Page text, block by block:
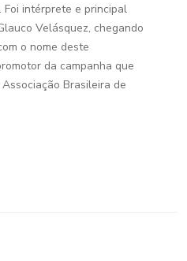
Foi intérprete e principal
Velásquez, chegando
o nome deste
da campanha que
Brasileira de